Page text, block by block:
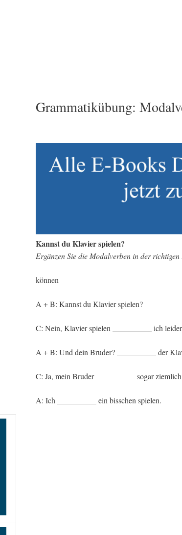
Grammatikübung:
Kannst du Klavier spielen?
Ergänzen Sie die Modalverben in der richtigen
können
A + B: Kannst du Klavier spielen?
C: Nein, Klavier spielen __________ ich
A + B: Und dein Bruder? __________ der
C: Ja, mein Bruder __________ sogar
A: Ich __________ ein bisschen spielen.